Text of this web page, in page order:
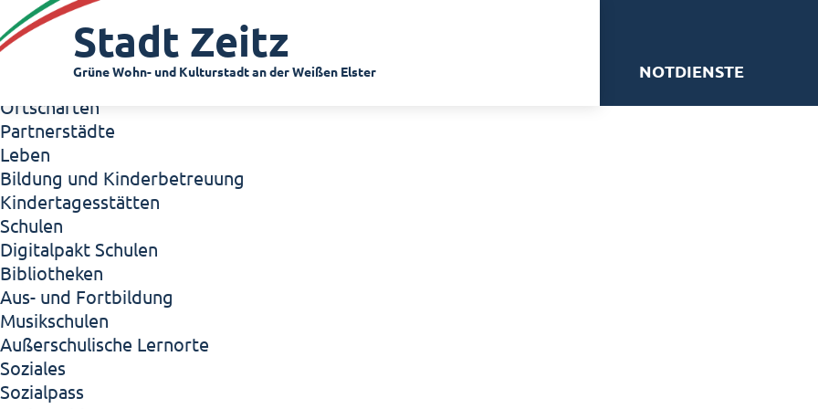
Zeitz - Die Kleinstadt
Willkommen in Zeitz!
Interview mit Oberbürgermeister Christian Thieme
Zeitz - Stadt der Zukunft
Ortschaften
Partnerstädte
Leben
Bildung und Kinderbetreuung
Kindertagesstätten
Schulen
Digitalpakt Schulen
Bibliotheken
Aus- und Fortbildung
Musikschulen
Außerschulische Lernorte
Soziales
Sozialpass
Stadt Zeitz
Grüne Wohn- und Kulturstadt an der Weißen Elster NOTDIENSTE